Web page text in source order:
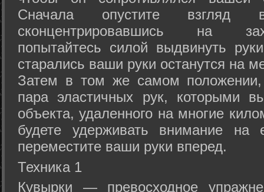
Сначала опустите
сконцентрировавшись на
попытайтесь силой выдвинуть
старались ваши руки останутся на
Затем в том же самом положении,
пара эластичных рук, которыми
объекта, удаленного на многие
будете удерживать внимание на
переместите ваши руки вперед.
Техника 1
Кувырки — превосходное